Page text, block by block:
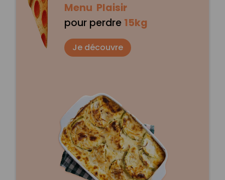
Menu Plaisir
pour perdre 15kg
Je découvre